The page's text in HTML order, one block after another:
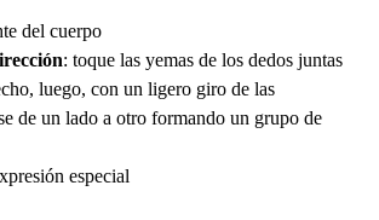
del cuerpo
: toque las yemas de los dedos juntas
luego, con un ligero giro de las
de un lado a otro formando un grupo de
especial